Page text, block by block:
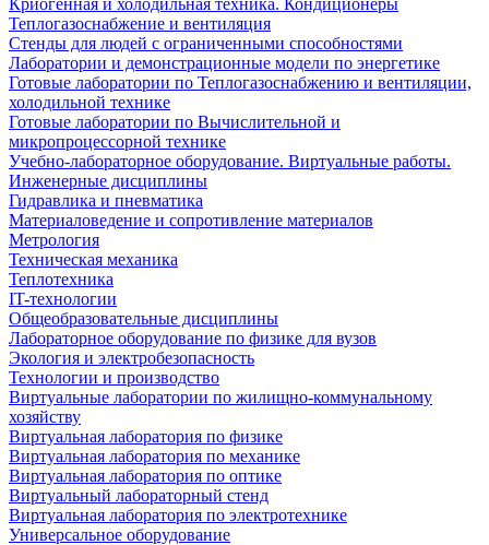
Криогенная и холодильная техника. Кондиционеры
Теплогазоснабжение и вентиляция
Стенды для людей с ограниченными способностями
Лаборатории и демонстрационные модели по энергетике
Готовые лаборатории по Теплогазоснабжению и вентиляции,
холодильной технике
Готовые лаборатории по Вычислительной и
микропроцессорной технике
Учебно-лабораторное оборудование. Виртуальные работы.
Инженерные дисциплины
Гидравлика и пневматика
Материаловедение и сопротивление материалов
Метрология
Техническая механика
Теплотехника
IT-технологии
Общеобразовательные дисциплины
Лабораторное оборудование по физике для вузов
Экология и электробезопасность
Технологии и производство
Виртуальные лаборатории по жилищно-коммунальному
хозяйству
Виртуальная лаборатория по физике
Виртуальная лаборатория по механике
Виртуальная лаборатория по оптике
Виртуальный лабораторный стенд
Виртуальная лаборатория по электротехнике
Универсальное оборудование